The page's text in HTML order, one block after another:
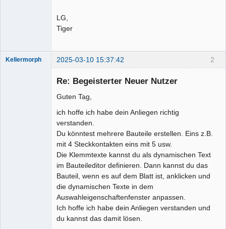
LG,
Tiger
2
Kellermorph 2025-03-10 15:37:42
Re: Begeisterter Neuer Nutzer
Guten Tag,
ich hoffe ich habe dein Anliegen richtig
verstanden.
Du könntest mehrere Bauteile erstellen. Eins z.B.
mit 4 Steckkontakten eins mit 5 usw.
Die Klemmtexte kannst du als dynamischen Text
im Bauteileditor definieren. Dann kannst du das
Bauteil, wenn es auf dem Blatt ist, anklicken und
die dynamischen Texte in dem
Auswahleigenschaftenfenster anpassen.
Ich hoffe ich habe dein Anliegen verstanden und
du kannst das damit lösen.